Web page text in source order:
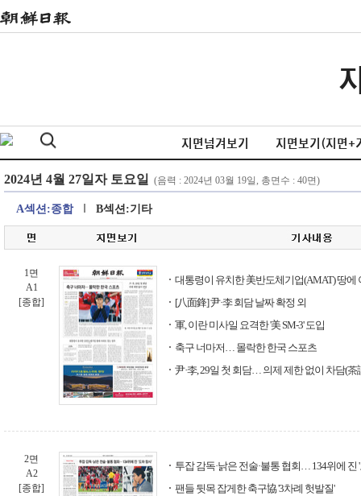
지면넘겨보기 지면보기(지면+
A섹션:종합 B섹션:기타
1면
A1
[종합]
대통령이 유치한 美반도체기업(AMAT) 땅에
[八面鋒] 尹·李 회담 날짜 확정 외
軍, 이란 미사일 요격한 '美 SM-3' 도입
축구 너마저… 몰락한 한국 스포츠
尹·李, 29일 첫 회담… 의제 제한 없이 차담(茶
2면
A2
[종합]
투잡 감독·낡은 전술·불통 협회… 134위에 진
팬들 뒷목 잡게한 축구協 '3차례 헛발질'